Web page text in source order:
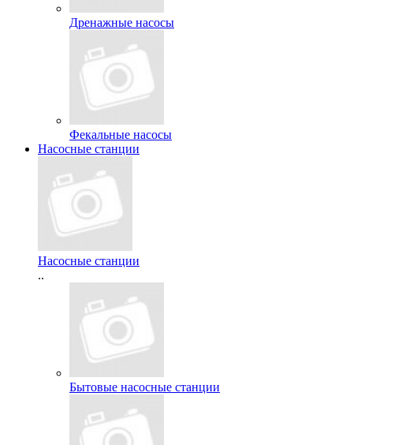
Дренажные насосы
Фекальные насосы
Насосные станции
Насосные станции
..
Бытовые насосные станции